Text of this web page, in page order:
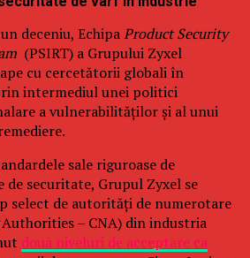
deceniu, EchipaProduct Security
(PSIRT) a Grupului Zyxel
cu cercetătorii globali în
intermediul unei politici
a vulnerabilităților și al unui
sale riguroase de
securitate, Grupul Zyxel se
select de autorități de numerotare
Authorities – CNA) din industria
două niveluri de acceptare ca